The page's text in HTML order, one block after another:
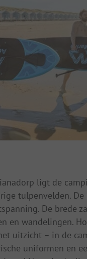
ligt de
tulpenvelden.
De brede
en wandelingen.
uitzicht – in de
uniformen en